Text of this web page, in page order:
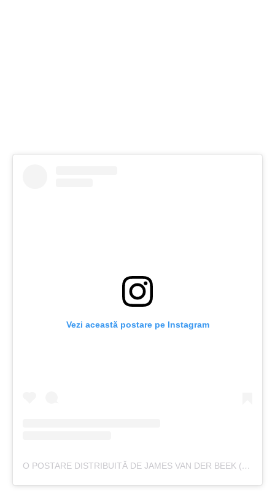
Vezi această postare pe Instagram
O POSTARE DISTRIBUITĂ DE JAMES VAN DER BEEK (@VANDERJAMES)